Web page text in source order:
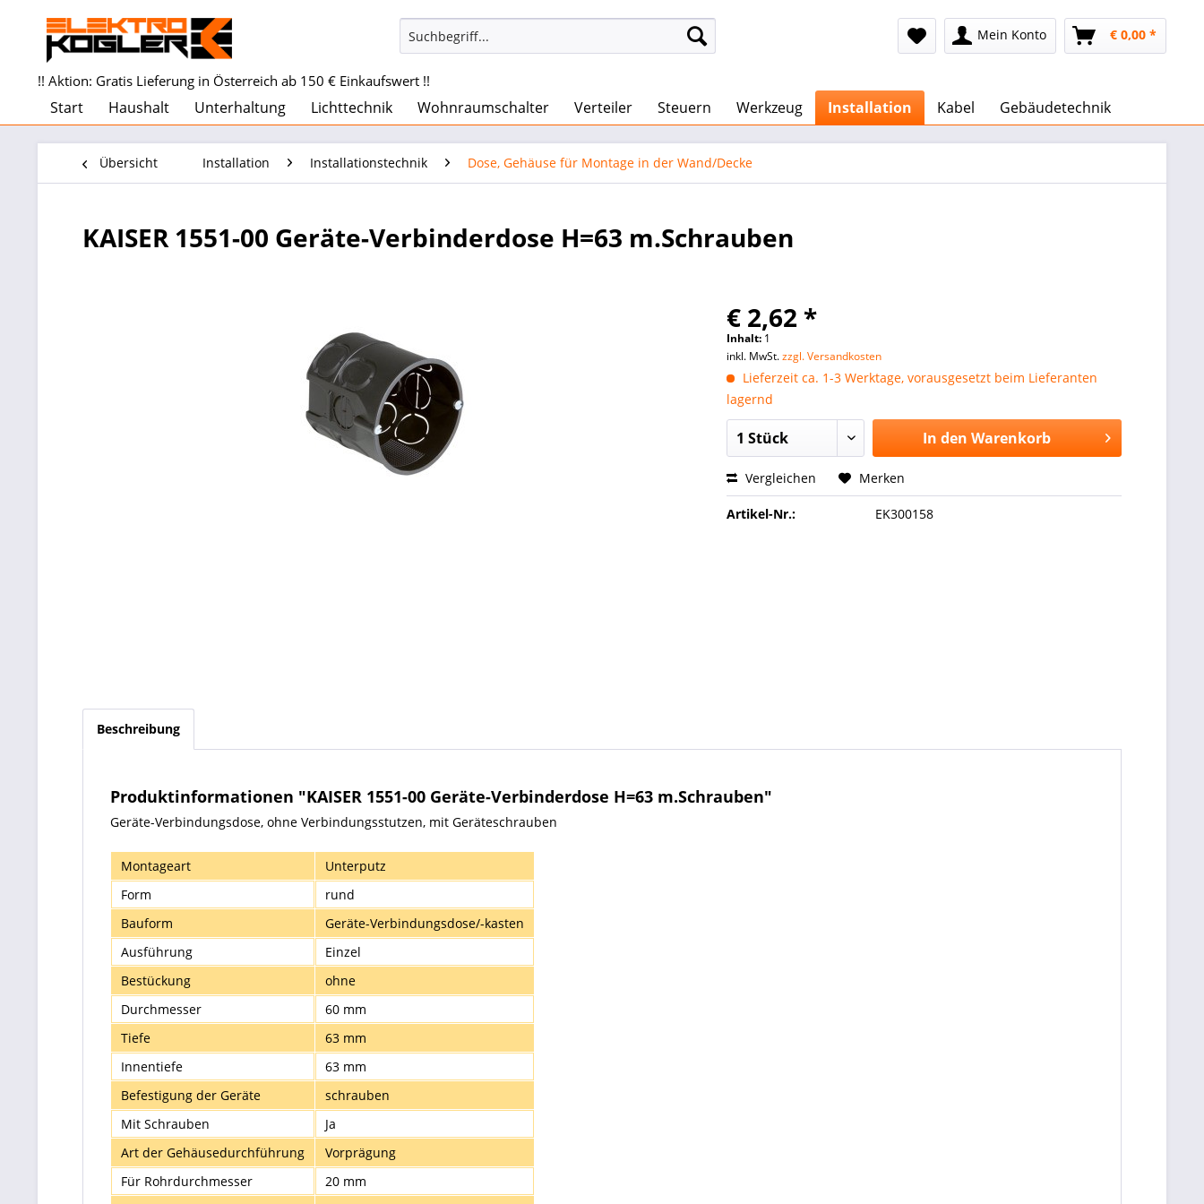
Mein Konto € 0,00 *
!! Aktion: Gratis Lieferung in Österreich ab 150 € Einkaufswert !!
Start Haushalt Unterhaltung Lichttechnik Wohnraumschalter Verteiler Steuern Werkzeug Installation Kabel Gebäudetechnik
Übersicht Installation Installationstechnik Dose, Gehäuse für Montage in der Wand/Decke
KAISER 1551-00 Geräte-Verbinderdose H=63 m.Schrauben
€ 2,62 *
Inhalt: 1
inkl. MwSt.zzgl. Versandkosten
Lieferzeit ca. 1-3 Werktage, vorausgesetzt beim Lieferanten
lagernd
In den Warenkorb
Vergleichen Merken
Artikel-Nr.: EK300158
Beschreibung
Produktinformationen "KAISER 1551-00 Geräte-Verbinderdose H=63 m.Schrauben"
Geräte-Verbindungsdose, ohne Verbindungsstutzen, mit Geräteschrauben
Montageart
Unterputz
Form
rund
Bauform
Geräte-Verbindungsdose/-kasten
Ausführung
Einzel
Bestückung
ohne
Durchmesser
60 mm
Tiefe
63 mm
Innentiefe
63 mm
Befestigung der Geräte
schrauben
Mit Schrauben
Ja
Art der Gehäusedurchführung
Vorprägung
Für Rohrdurchmesser
20 mm